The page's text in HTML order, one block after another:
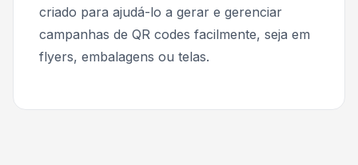
criado para ajudá-lo a gerar e gerenciar
campanhas de QR codes facilmente, seja em
flyers, embalagens ou telas.